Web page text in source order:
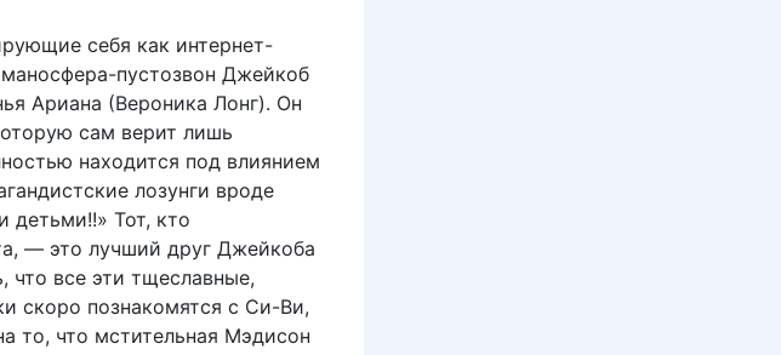
себя как интернет-
пустозвон Джейкоб
Ариана (Вероника Лонг). Он
сам верит лишь
находится под влиянием
лозунги вроде
детьми!!» Тот, кто
— это лучший друг Джейкоба
все эти тщеславные,
скоро познакомятся с Си-Ви,
то, что мстительная Мэдисон